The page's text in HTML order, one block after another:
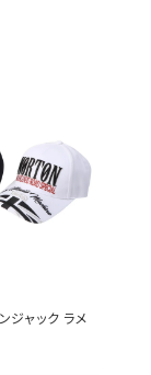
ャック ラメ